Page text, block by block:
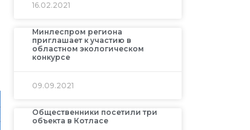
16.02.2021
Минлеспром региона
приглашает к участию в
областном экологическом
конкурсе
09.09.2021
Общественники посетили три
объекта в Котласе